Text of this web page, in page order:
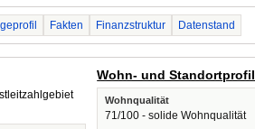
Fakten Finanzstruktur Datenstand
Wohn- und Standortprofil
Wohnqualität
71/100 - solide Wohnqualität